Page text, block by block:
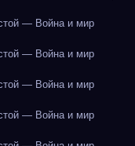
— Война и мир
— Война и мир
— Война и мир
— Война и мир